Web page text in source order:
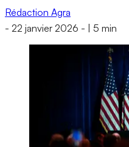
Rédaction Agra
- 22 janvier 2026 - 5 min